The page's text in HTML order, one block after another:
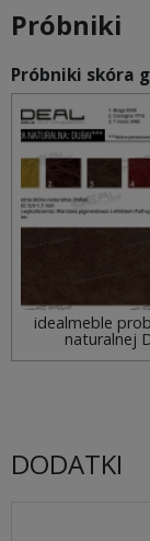
Próbniki
Próbniki skóra
idealmeble
naturalnej
DODATKI